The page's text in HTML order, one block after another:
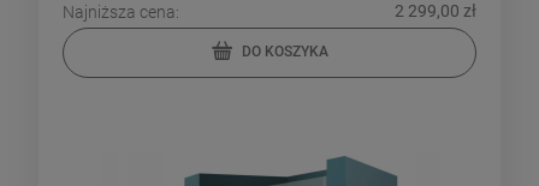
Najniższa cena:
2 299,00 zł
DO KOSZYKA